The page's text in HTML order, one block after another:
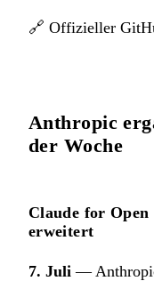
🔗 Offizieller
Anthropic
der Woche
Claude for
erweitert
7. Juli —